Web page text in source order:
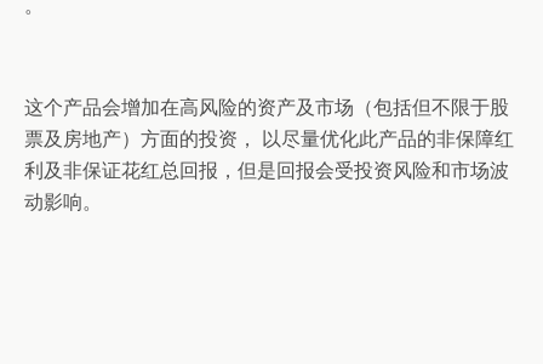
。
这个产品会增加在高风险的资产及市场（包括但不限于股
票及房地产）方面的投资， 以尽量优化此产品的非保障红
利及非保证花红总回报，但是回报会受投资风险和市场波
动影响。